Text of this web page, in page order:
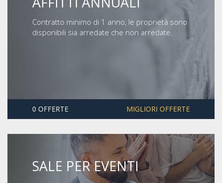
Contratto minimo di 1 anno, le proprietà sono
disponibili sia arredate che non arredate.
0 OFFERTE MIGLIORI OFFERTE
SALE PER EVENTI